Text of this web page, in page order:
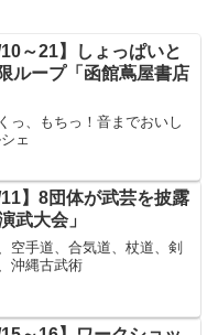
10～21】しょっぱいと
ループ「函館蔦屋書店
っ、もちっ！音までおいし
ェ
11】8団体が武芸を披露
武大会」
空手道、合気道、杖道、剣
沖縄古武術